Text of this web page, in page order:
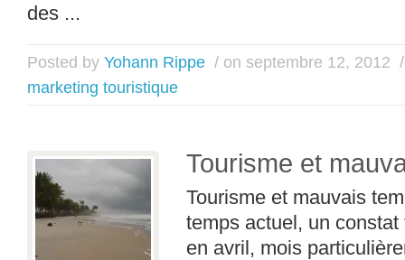
des ...
Posted by Yohann Rippe / on septembre 12, 2012
marketing touristique
Tourisme et
Tourisme et mauvais
temps actuel, un constat
en avril, mois